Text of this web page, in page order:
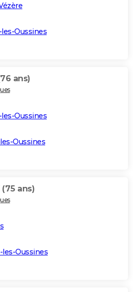
Oussines
ans)
Oussines
Oussines
(75 ans)
les-Oussines